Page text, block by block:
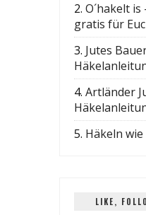
2. O´hakelt is
gratis für
3. Jutes
4. Artländer
5. Häkeln
LIKE,